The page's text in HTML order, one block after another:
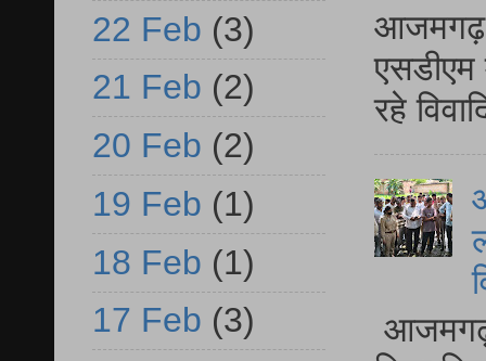
आजमगढ़
एसडीएम
रहे
आजमगढ़
22 Feb (3)
21 Feb (2)
20 Feb (2)
19 Feb (1)
18 Feb (1)
17 Feb (3)